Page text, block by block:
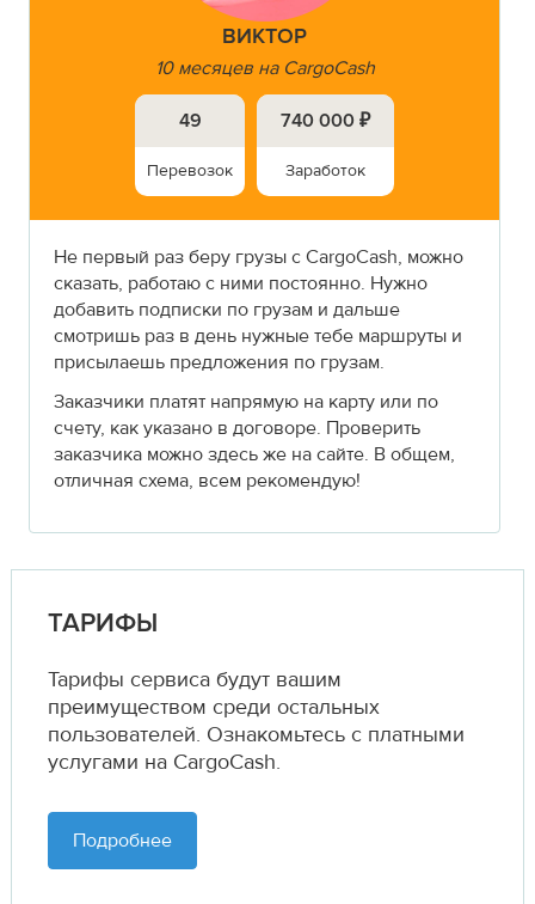
ВИКТОР
10 месяцев на CargoCash
49
Перевозок
740 000 ₽
Заработок
Не первый раз беру грузы с CargoCash, можно
сказать, работаю с ними постоянно. Нужно
добавить подписки по грузам и дальше
смотришь раз в день нужные тебе маршруты и
присылаешь предложения по грузам.
Заказчики платят напрямую на карту или по
счету, как указано в договоре. Проверить
заказчика можно здесь же на сайте. В общем,
отличная схема, всем рекомендую!
ТАРИФЫ
Тарифы сервиса будут вашим
преимуществом среди остальных
пользователей. Ознакомьтесь с платными
услугами на CargoCash.
Подробнее